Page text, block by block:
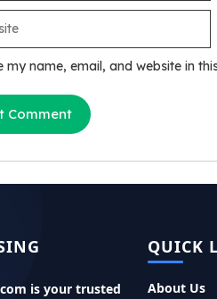
my name, email, and website in
is your trusted
QUICK
About Us